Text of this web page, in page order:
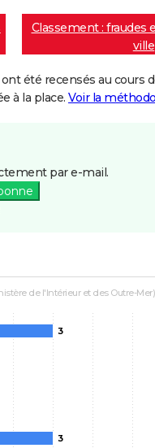
Classement : fraudes
ville
été recensés au cours
à la place. Voir la
par e-mail.
de l'Intérieur et des Outre-Mer)
3
3